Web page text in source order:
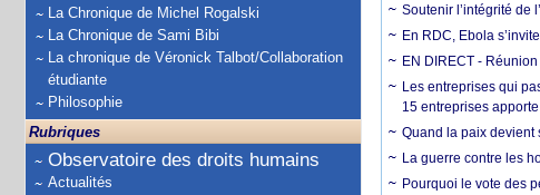
La Chronique de Michel Rogalski
La Chronique de Sami Bibi
La chronique de Véronick Talbot/Collaboration
étudiante
Philosophie
Rubriques
Observatoire des droits humains
Actualités
Soutenir l’intégrité de
En RDC, Ebola
EN DIRECT -
Les entreprises qui
15 entreprises
Quand la paix devient
La guerre contre les
Pourquoi le vote des